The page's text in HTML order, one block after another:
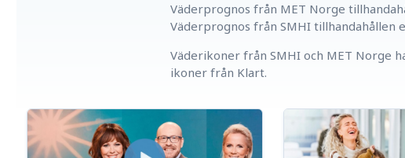
Väderprognos från MET Norge
Väderprognos från SMHI tillhandahållen
Väderikoner från SMHI och MET Norge
ikoner från Klart.